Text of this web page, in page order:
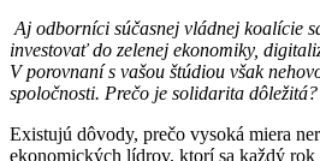
Aj odborníci súčasnej vládnej koalície
investovať do zelenej ekonomiky,
V porovnaní s vašou štúdiou však
spoločnosti. Prečo je solidarita dôležitá?
Existujú dôvody, prečo vysoká miera
ekonomických lídrov, ktorí sa každý rok